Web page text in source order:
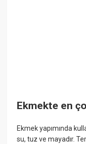
Ekmekte en
Ekmek yapımında
su, tuz ve mayadır.